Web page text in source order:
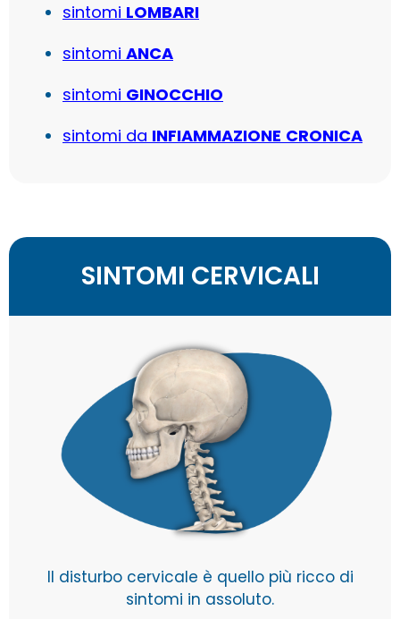
sintomi LOMBARI
sintomi ANCA
sintomi GINOCCHIO
sintomi da INFIAMMAZIONE CRONICA
SINTOMI CERVICALI
Il disturbo cervicale è quello più ricco di
sintomi in assoluto.